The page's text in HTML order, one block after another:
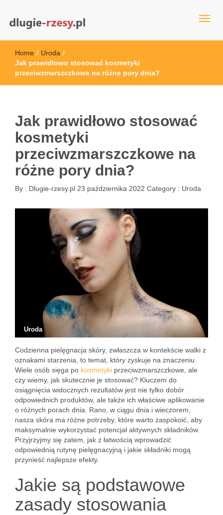
dlugie-rzesy.pl
Home / Uroda /
Jak prawidłowo stosować kosmetyki
przeciwzmarszczkowe na różne pory dnia?
Jak prawidłowo stosować
kosmetyki
przeciwzmarszczkowe na
różne pory dnia?
By : Dlugie-rzesy.pl 23 października 2022 Category : Uroda
Uroda
Codzienna pielęgnacja skóry, zwłaszcza w kontekście walki z
oznakami starzenia, to temat, który zyskuje na znaczeniu.
Wiele osób sięga po kosmetyki przeciwzmarszczkowe, ale
czy wiemy, jak skutecznie je stosować? Kluczem do
osiągnięcia widocznych rezultatów jest nie tylko dobór
odpowiednich produktów, ale także ich właściwe aplikowanie
o różnych porach dnia. Rano, w ciągu dnia i wieczorem,
nasza skóra ma różne potrzeby, które warto zaspokoić, aby
maksymalnie wykorzystać potencjał aktywnych składników.
Przyjrzyjmy się zatem, jak z łatwością wprowadzić
odpowiednią rutynę pielęgnacyjną i jakie składniki mogą
przynieść najlepsze efekty.
Jakie są podstawowe
zasady stosowania